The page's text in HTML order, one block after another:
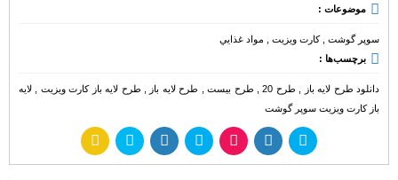
موضوعات :
سوپر گوشت ,کارت ویزیت
مواد غذايي
برچسب‌ها :
دانلود طرح لایه باز طرح 20 , طرح بیست, طرح لایه باز طرح لایه باز کارت ویزیت
لایه
باز کارت ویزیت سوپر گوشت